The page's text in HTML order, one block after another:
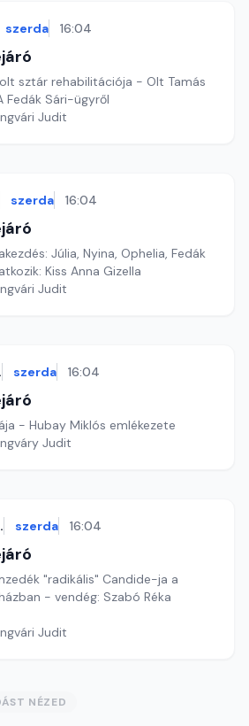
szerda 16:04
sztár rehabilitációja - Olt Tamás
Fedák Sári-ügyről
Judit
szerda 16:04
Júlia, Nyina, Ophelia, Fedák
Kiss Anna Gizella
Judit
szerda 16:04
- Hubay Miklós emlékezete
Judit
szerda 16:04
"radikális" Candide-ja a
- vendég: Szabó Réka
Judit
NÉZED